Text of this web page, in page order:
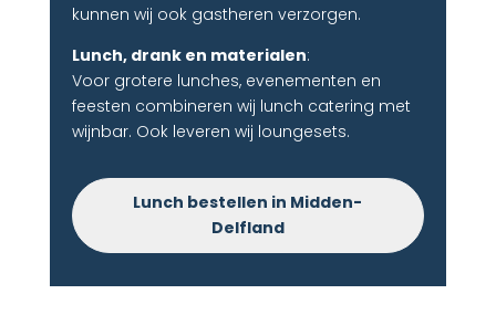
kunnen wij ook gastheren verzorgen.
Lunch, drank en materialen:
Voor grotere lunches, evenementen en
feesten combineren wij lunch catering met
wijnbar. Ook leveren wij loungesets.
Lunch bestellen in Midden-
Delfland